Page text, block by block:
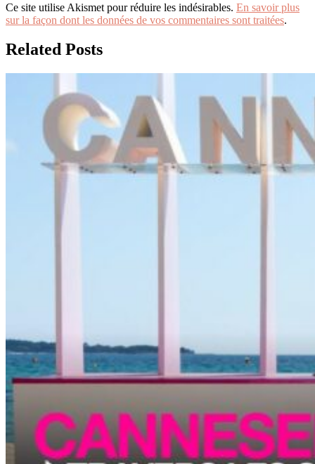
Ce site utilise Akismet pour réduire les indésirables. En savoir plus
sur la façon dont les données de vos commentaires sont traitées.
Related Posts